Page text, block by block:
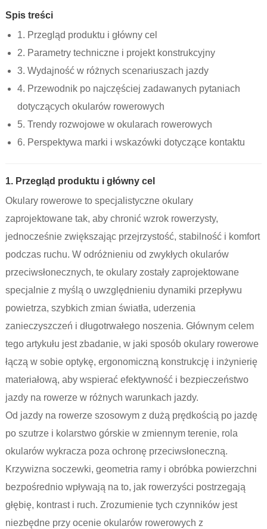
Spis treści
1. Przegląd produktu i główny cel
2. Parametry techniczne i projekt konstrukcyjny
3. Wydajność w różnych scenariuszach jazdy
4. Przewodnik po najczęściej zadawanych pytaniach
dotyczących okularów rowerowych
5. Trendy rozwojowe w okularach rowerowych
6. Perspektywa marki i wskazówki dotyczące kontaktu
1. Przegląd produktu i główny cel
Okulary rowerowe to specjalistyczne okulary
zaprojektowane tak, aby chronić wzrok rowerzysty,
jednocześnie zwiększając przejrzystość, stabilność i komfort
podczas ruchu. W odróżnieniu od zwykłych okularów
przeciwsłonecznych, te okulary zostały zaprojektowane
specjalnie z myślą o uwzględnieniu dynamiki przepływu
powietrza, szybkich zmian światła, uderzenia
zanieczyszczeń i długotrwałego noszenia. Głównym celem
tego artykułu jest zbadanie, w jaki sposób okulary rowerowe
łączą w sobie optykę, ergonomiczną konstrukcję i inżynierię
materiałową, aby wspierać efektywność i bezpieczeństwo
jazdy na rowerze w różnych warunkach jazdy.
Od jazdy na rowerze szosowym z dużą prędkością po jazdę
po szutrze i kolarstwo górskie w zmiennym terenie, rola
okularów wykracza poza ochronę przeciwsłoneczną.
Krzywizna soczewki, geometria ramy i obróbka powierzchni
bezpośrednio wpływają na to, jak rowerzyści postrzegają
głębię, kontrast i ruch. Zrozumienie tych czynników jest
niezbędne przy ocenie okularów rowerowych z